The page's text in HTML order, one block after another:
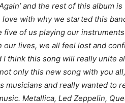
Again’ and the rest of this album
love with why we started this
five of us playing our
our lives, we all feel lost and
I think this song will really unite
only this new song with you
musicians and really wanted to
Metallica, Led Zeppelin,